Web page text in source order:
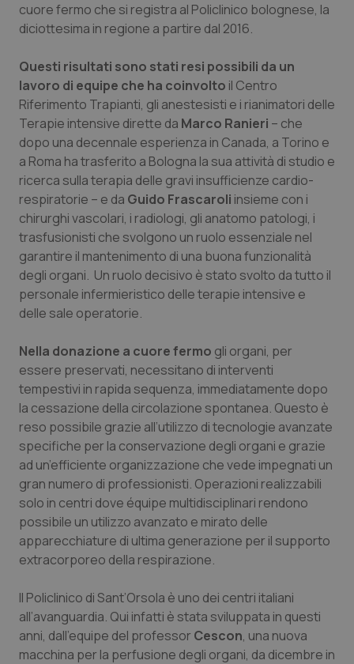
Calabria
Campania
Emilia-Romagna
Friuli Venezia Giulia
Lazio
Liguria
Lombardia
Marche
Molise
Piemonte
Provincia Autonoma di Bolzano
Provincia Autonoma di Trento
Puglia
Sardegna
Sicilia
Toscana
Asma & BPCO
Car-T
Colesterolo & coronaropatie
Dermatite Atopica
Diabete & glucometri
Disturbi dell’umore
Dolore
Donna & Salute
Epatiti
HIV
Infezioni & Febbre
Ipertensione & Scompenso
Malattie rare
Malattia di Crohn & Rettocolite Ulcerosa
Neuroscienze & patologie neurodegenerative
Obesità
cuore fermo che si registra al Policlinico bolognese, la
diciottesima in regione a partire dal 2016.
Questi risultati sono stati resi possibili da un
lavoro di equipe che ha coinvolto il Centro
Riferimento Trapianti, gli anestesisti e i rianimatori delle
Terapie intensive dirette da Marco Ranieri – che
dopo una decennale esperienza in Canada, a Torino e
a Roma ha trasferito a Bologna la sua attività di studio e
ricerca sulla terapia delle gravi insufficienze cardio-
respiratorie – e da Guido Frascaroli insieme con i
chirurghi vascolari, i radiologi, gli anatomo patologi, i
trasfusionisti che svolgono un ruolo essenziale nel
garantire il mantenimento di una buona funzionalità
degli organi. Un ruolo decisivo è stato svolto da tutto il
personale infermieristico delle terapie intensive e
delle sale operatorie.
Nella donazione a cuore fermo gli organi, per
essere preservati, necessitano di interventi
tempestivi in rapida sequenza, immediatamente dopo
la cessazione della circolazione spontanea. Questo è
reso possibile grazie all’utilizzo di tecnologie avanzate
specifiche per la conservazione degli organi e grazie
ad un’efficiente organizzazione che vede impegnati un
gran numero di professionisti. Operazioni realizzabili
solo in centri dove équipe multidisciplinari rendono
possibile un utilizzo avanzato e mirato delle
apparecchiature di ultima generazione per il supporto
extracorporeo della respirazione.
Il Policlinico di Sant’Orsola è uno dei centri italiani
all’avanguardia. Qui infatti è stata sviluppata in questi
anni, dall’equipe del professor Cescon, una nuova
macchina per la perfusione degli organi, da dicembre in